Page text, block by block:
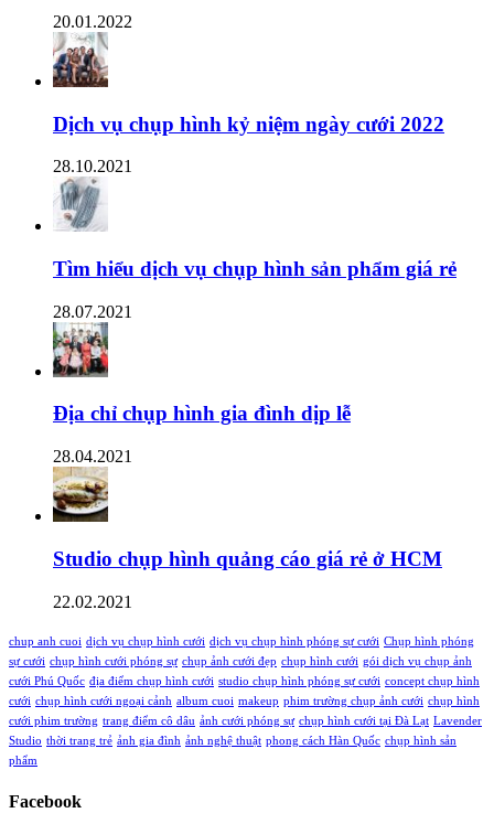
20.01.2022
Dịch vụ chụp hình kỷ niệm ngày cưới 2022
28.10.2021
Tìm hiểu dịch vụ chụp hình sản phẩm giá rẻ
28.07.2021
Địa chỉ chụp hình gia đình dịp lễ
28.04.2021
Studio chụp hình quảng cáo giá rẻ ở HCM
22.02.2021
chup anh cuoi dịch vụ chụp hình cưới dịch vụ chụp hình phóng sự cưới Chụp hình phóng
sự cưới chụp hình cưới phóng sự chụp ảnh cưới đẹp chụp hình cưới gói dịch vụ chụp ảnh
cưới Phú Quốc địa điểm chụp hình cưới studio chụp hình phóng sự cưới concept chụp hình
cưới chụp hình cưới ngoại cảnh album cuoi makeup phim trường chụp ảnh cưới chụp hình
cưới phim trường trang điểm cô dâu ảnh cưới phóng sự chụp hình cưới tại Đà Lạt Lavender
Studio thời trang trẻ ảnh gia đình ảnh nghệ thuật phong cách Hàn Quốc chụp hình sản
phẩm
Facebook